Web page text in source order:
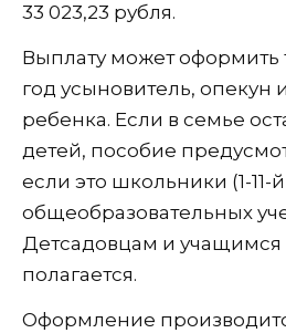
33 023,23 рубля.
Выплату может оформить
год усыновитель, опекун
ребенка. Если в семье
детей, пособие
если это школьники (1-11-
общеобразовательных
Детсадовцам и
полагается.
Оформление